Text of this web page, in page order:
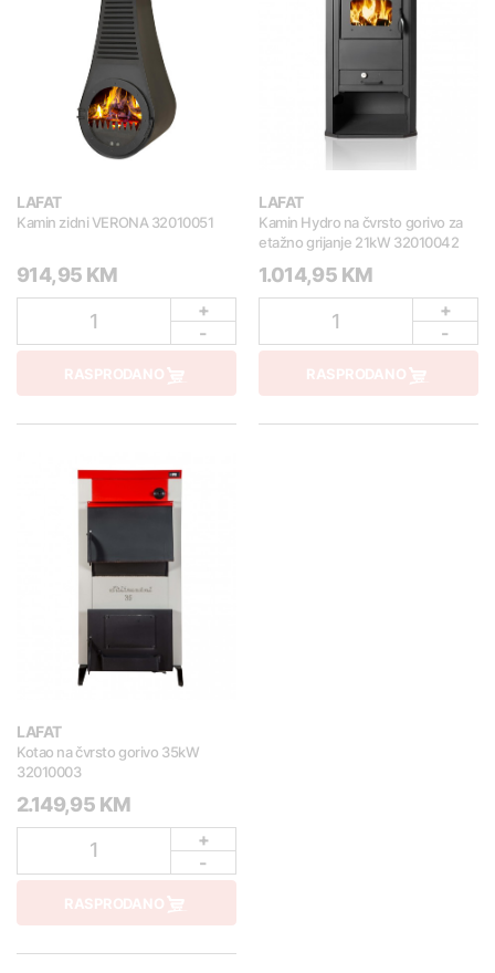
LAFAT
Kamin zidni VERONA 32010051
914,95 KM
1
+
-
RASPRODANO
LAFAT
Kamin Hydro na čvrsto gorivo za
etažno grijanje 21kW 32010042
1.014,95 KM
1
+
-
RASPRODANO
LAFAT
Kotao na čvrsto gorivo 35kW
32010003
2.149,95 KM
1
+
-
RASPRODANO